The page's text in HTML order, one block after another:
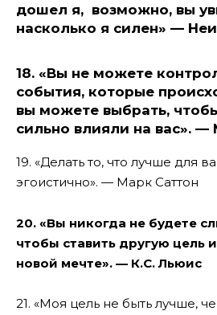
дошел я, возможно, вы
насколько я силен» —
18. «Вы не можете
события, которые
вы можете выбрать,
сильно влияли на вас».
19. «Делать то, что лучше для
эгоистично». — Марк Саттон
20. «Вы никогда не будете
чтобы ставить другую цель
новой мечте». — К.С. Льюис
21. «Моя цель не быть лучше,